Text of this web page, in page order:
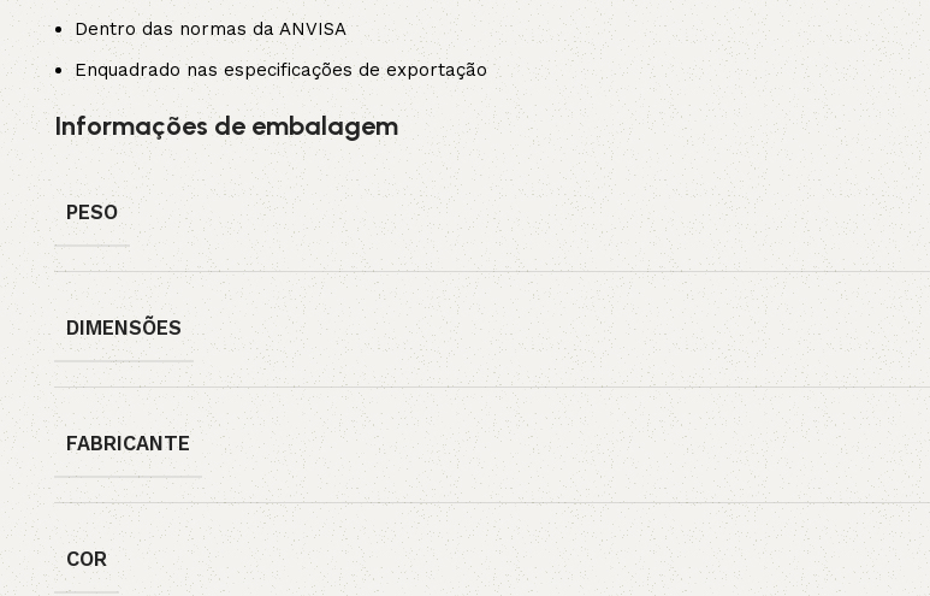
Dentro das normas da ANVISA
Enquadrado nas especificações de exportação
Informações de embalagem
PESO
DIMENSÕES
FABRICANTE
COR